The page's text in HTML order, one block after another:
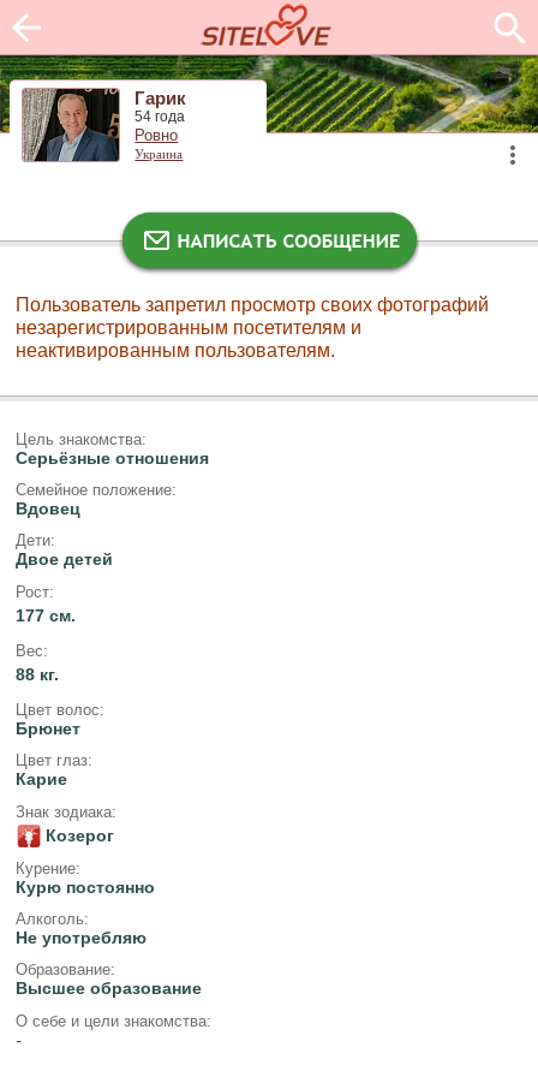
Гарик
54 года
Ровно
Украина
Пользователь запретил просмотр своих фотографий
незарегистрированным посетителям и
неактивированным пользователям.
Цель знакомства:
Серьёзные отношения
Семейное положение:
Вдовец
Дети:
Двое детей
Рост:
177 см.
Вес:
88 кг.
Цвет волос:
Брюнет
Цвет глаз:
Карие
Знак зодиака:
Козерог
Курение:
Курю постоянно
Алкоголь:
Не употребляю
Образование:
Высшее образование
О себе и цели знакомства:
-